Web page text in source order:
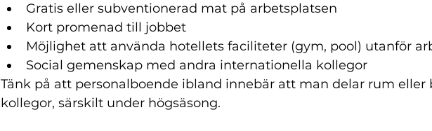
Gratis eller subventionerad mat på arbetsplatsen
Kort promenad till jobbet
Möjlighet att använda hotellets faciliteter (gym, pool) utanför
Social gemenskap med andra internationella kollegor
Tänk på att personalboende ibland innebär att man delar rum eller
kollegor, särskilt under högsäsong.